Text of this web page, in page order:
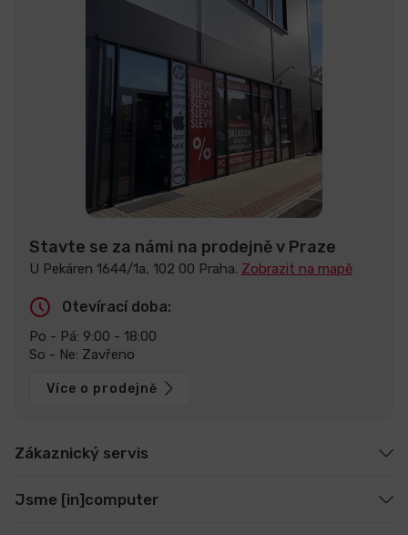
Stavte se za námi na prodejně v Praze
U Pekáren 1644/1a, 102 00 Praha. Zobrazit na mapě
Otevírací doba:
Po - Pá: 9:00 - 18:00
So - Ne: Zavřeno
Více o prodejně
Zákaznický servis
Jsme [in]computer